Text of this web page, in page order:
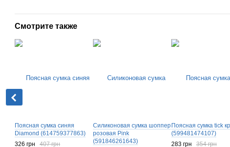
Смотрите также
Поясная сумка синяя
Diamond (614759377863)
326 грн
407 грн
Силиконовая сумка шоппер
розовая Pink
(591846261643)
Поясная сумка tick
(599481474107)
283 грн
354 грн